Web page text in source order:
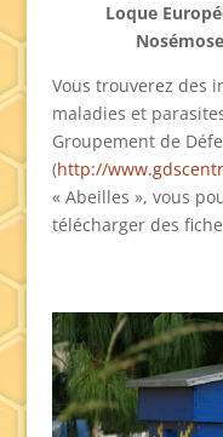
Loque
Nosémose
Vous trouverez des
maladies et
Groupement de
(http://
« Abeilles », vous
télécharger des